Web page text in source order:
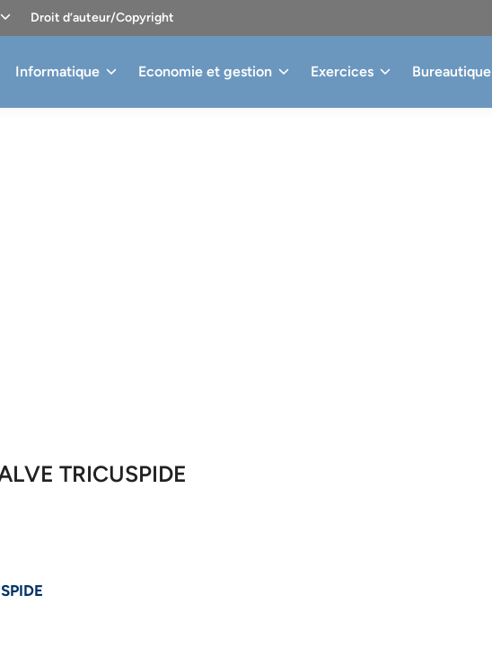
Droit d’auteur/Copyright
Informatique Economie et gestion Exercices Bureautique
TRICUSPIDE